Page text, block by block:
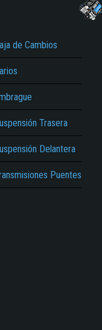
de Cambios
Trasera
Delantera
Puentes